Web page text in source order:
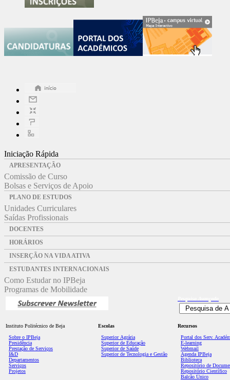
Iniciação Rápida
APRESENTAÇÃO
Comissão de Curso
Bolsas e Serviços de Apoio
PLANO DE ESTUDOS
Unidades Curriculares
Saídas Profissionais
DOCENTES
HORÁRIOS
INSERÇÃO NA VIDA ATIVA
ESTUDANTES INTERNACIONAIS
Como Estudar no IPBeja
Programas de Mobilidade
Instituto Politécnico de Beja
Sobre o IPBeja
Presidência
Prestação de Serviços
I&D
Departamentos
Serviços
Projetos
Escolas
Superior Agrária
Superior de Educação
Superior de Saúde
Superior de Tecnologia e Gestão
Recursos
Portal dos Serv.
E-learning
Webmail
Agenda IPBeja
Biblioteca
Repositório de
Repositório Científico
Balcão Único